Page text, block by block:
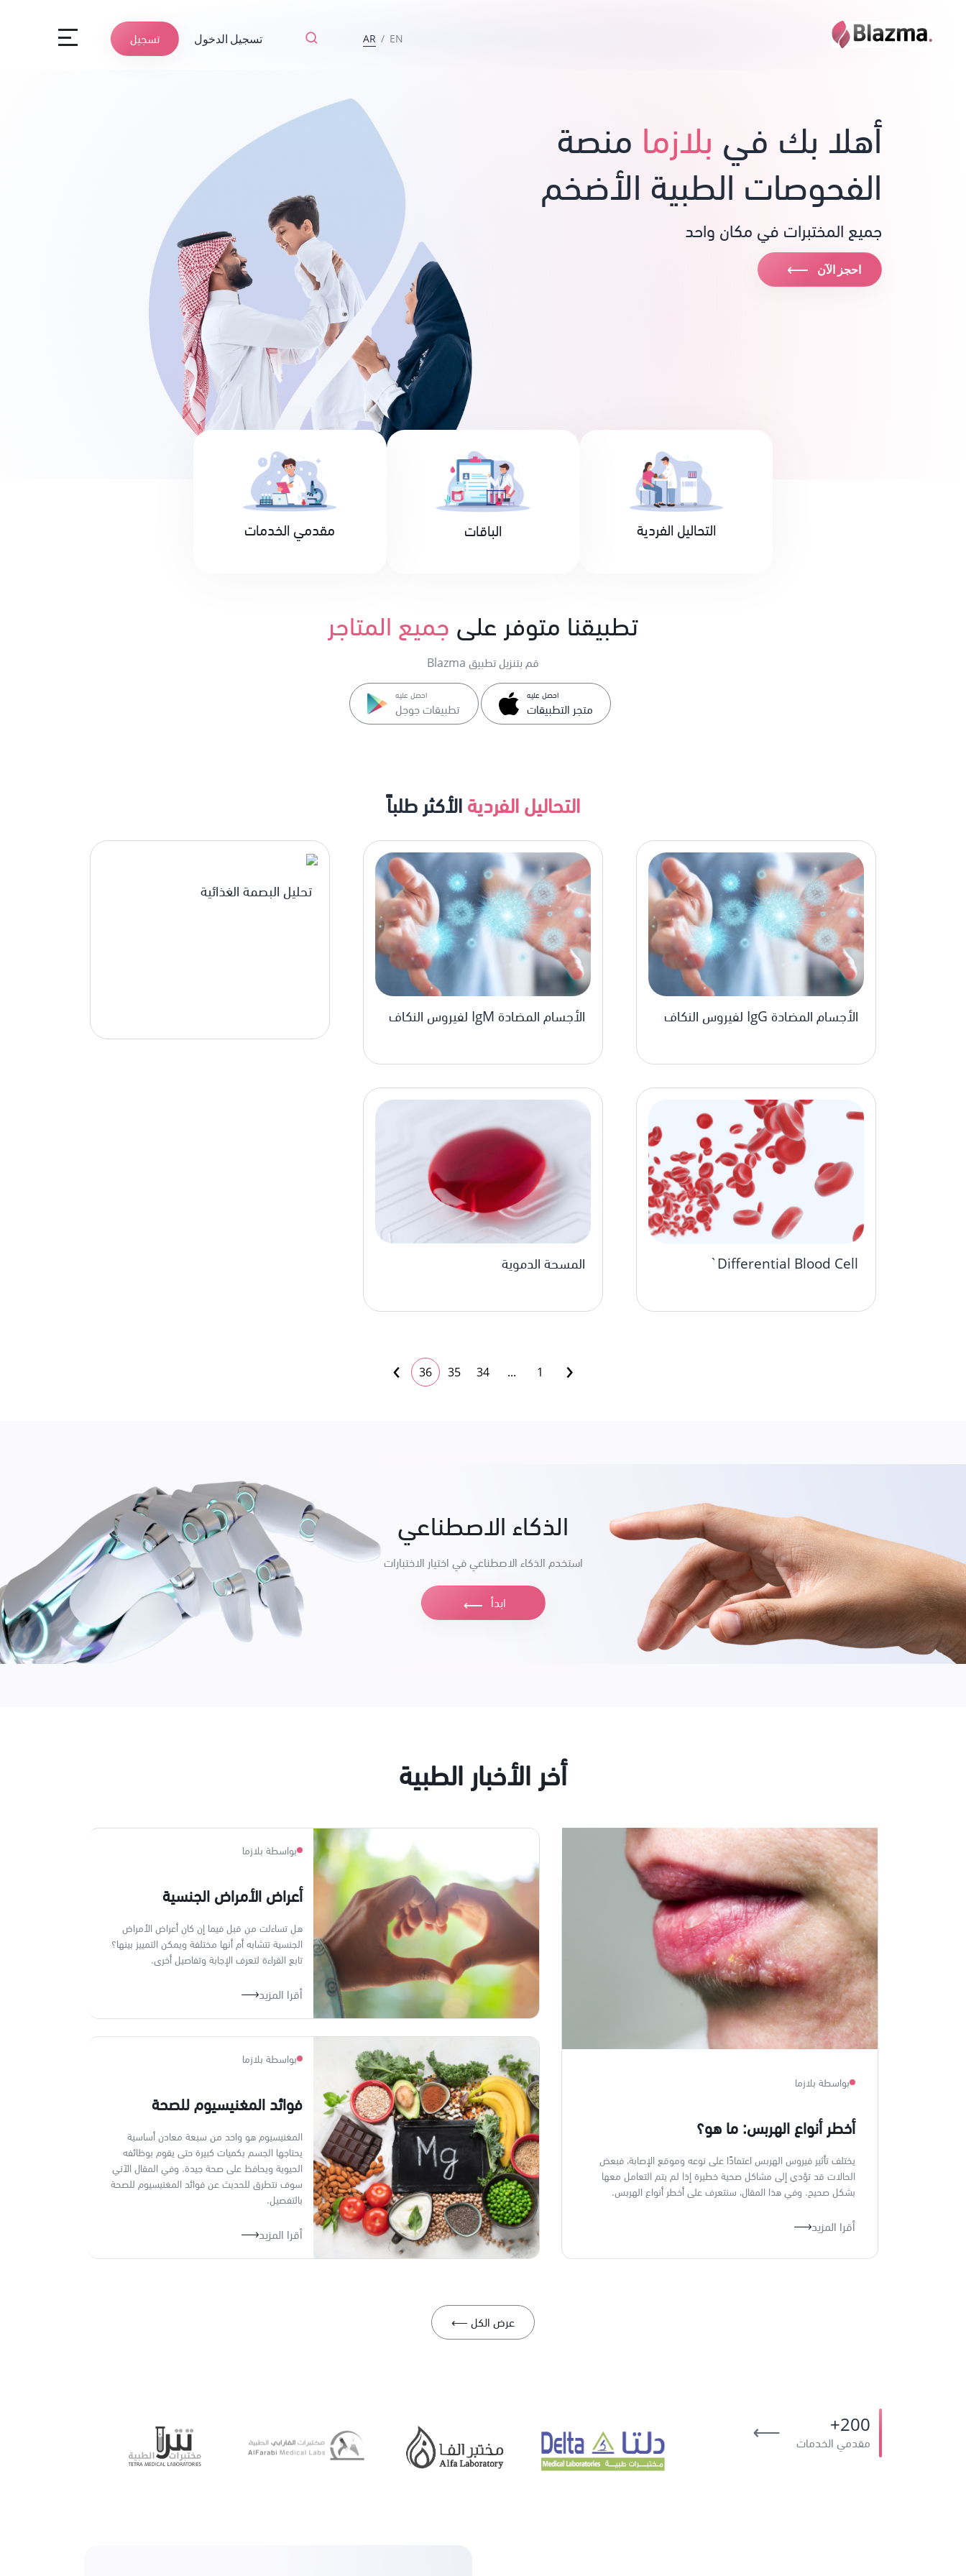
EN
/
AR تسجيل الدخول تسجيل
أهلا بك في بلازما منصة
الفحوصات الطبية الأضخم
جميع المختبرات في مكان واحد
احجز الآن ⟶
التحاليل الفردية الباقات مقدمي الخدمات
تطبيقنا متوفر على جميع المتاجر
قم بتنزيل تطبيق Blazma
احصل عليه
متجر التطبيقات
احصل عليه
تطبيقات جوجل
التحاليل الفردية الأكثر طلباً
الأجسام المضادة IgG لفيروس النكاف الأجسام المضادة IgM لفيروس النكاف
تحليل البصمة الغذائية
Differential Blood Cell` المسحة الدموية
‹
1
...
34
35
36
›
الذكاء الاصطناعي
استخدم الذكاء الاصطناعي في اختيار الاختبارات
ابدأ ⟶
أخر الأخبار الطبية
بواسطة بلازما
أخطر أنواع الهربس: ما هو؟
يختلف تأثير فيروس الهربس اعتمادًا على نوعه وموقع الإصابة، فبعض
الحالات قد تؤدي إلى مشاكل صحية خطيرة إذا لم يتم التعامل معها
بشكل صحيح. وفي هذا المقال، سنتعرف على أخطر أنواع الهربس.
أقرا المزيد
بواسطة بلازما
أعراض الأمراض الجنسية
هل تساءلت من قبل فيما إن كان أعراض الأمراض
الجنسية تتشابه أم أنها مختلفة ويمكن التمييز بينها؟
تابع القراءة لتعرف الإجابة وتفاصيل أخرى.
أقرا المزيد
بواسطة بلازما
فوائد المغنيسيوم للصحة
المغنيسيوم هو واحد من سبعة معادن أساسية
يحتاجها الجسم بكميات كبيرة حتى يقوم بوظائفه
الحيوية ويحافظ على صحة جيدة. وفي المقال الآتي
سوف نتطرق للحديث عن فوائد المغنيسيوم للصحة
بالتفصيل.
أقرا المزيد
عرض الكل ⟵
200+
مقدمي الخدمات ⟶